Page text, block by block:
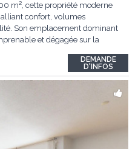
m², cette propriété moderne
confort, volumes
Son emplacement dominant
et dégagée sur la
habitable utile de plus
DEMANDE
D'INFOS